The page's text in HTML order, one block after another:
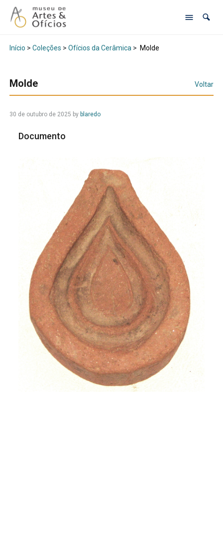
Início > Coleções > Ofícios da Cerâmica > Molde
Molde Voltar
30 de outubro de 2025 by blaredo
Documento